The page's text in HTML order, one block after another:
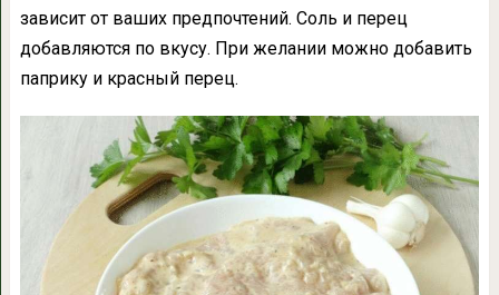
зависит от ваших предпочтений. Соль и перец
добавляются по вкусу. При желании можно добавить
паприку и красный перец.